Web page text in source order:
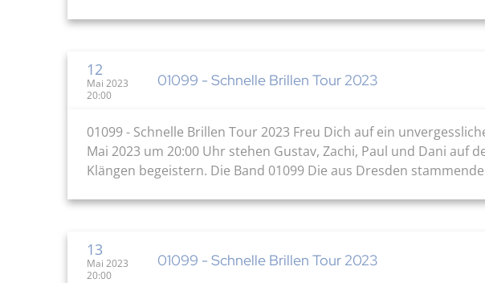
12
Mai 2023
20:00
01099 - Schnelle Brillen Tour 2023
01099 - Schnelle Brillen Tour 2023 Freu Dich auf ein
Mai 2023 um 20:00 Uhr stehen Gustav, Zachi, Paul und Dani
Klängen begeistern. Die Band 01099 Die aus Dresden
13
Mai 2023
20:00
01099 - Schnelle Brillen Tour 2023